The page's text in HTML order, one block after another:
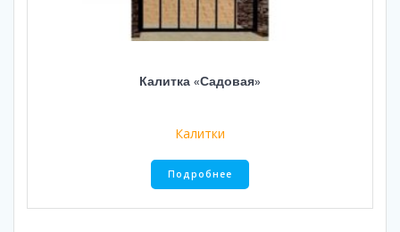
Калитка «Садовая»
Калитки
Подробнее